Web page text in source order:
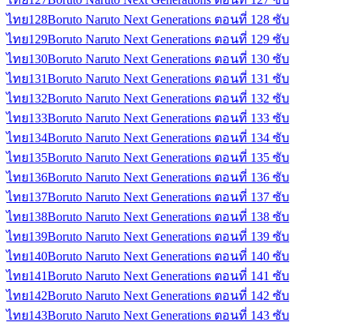
ไทย128Boruto Naruto Next Generations ตอนที่ 128 ซับ
ไทย129Boruto Naruto Next Generations ตอนที่ 129 ซับ
ไทย130Boruto Naruto Next Generations ตอนที่ 130 ซับ
ไทย131Boruto Naruto Next Generations ตอนที่ 131 ซับ
ไทย132Boruto Naruto Next Generations ตอนที่ 132 ซับ
ไทย133Boruto Naruto Next Generations ตอนที่ 133 ซับ
ไทย134Boruto Naruto Next Generations ตอนที่ 134 ซับ
ไทย135Boruto Naruto Next Generations ตอนที่ 135 ซับ
ไทย136Boruto Naruto Next Generations ตอนที่ 136 ซับ
ไทย137Boruto Naruto Next Generations ตอนที่ 137 ซับ
ไทย138Boruto Naruto Next Generations ตอนที่ 138 ซับ
ไทย139Boruto Naruto Next Generations ตอนที่ 139 ซับ
ไทย140Boruto Naruto Next Generations ตอนที่ 140 ซับ
ไทย141Boruto Naruto Next Generations ตอนที่ 141 ซับ
ไทย142Boruto Naruto Next Generations ตอนที่ 142 ซับ
ไทย143Boruto Naruto Next Generations ตอนที่ 143 ซับ